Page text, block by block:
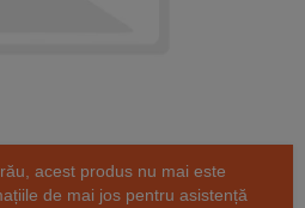
acest produs nu mai este
de mai jos pentru asistență